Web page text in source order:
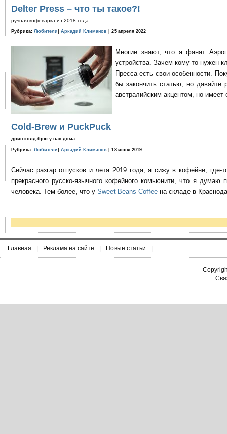
Delter Press – что ты такое?!
ручная кофеварка из 2018 года
Рубрика: Любители Аркадий Климанов | 25 апреля 2022
Многие знают, что я фанат
устройства. Зачем кому-то нужен
Пресса есть свои особенности.
бы закончить статью, но давайте
австралийским акцентом, но имеет
Cold-Brew и PuckPuck
дрип колд-брю у вас дома
Рубрика: Любители Аркадий Климанов | 18 июня 2019
Сейчас разгар отпусков и лета 2019 года, я сижу в кофейне,
прекрасного русско-язычного кофейного комьюнити, что я
человека. Тем более, что у Sweet Beans Coffee на складе в
Главная | Реклама на сайте | Новые статьи |